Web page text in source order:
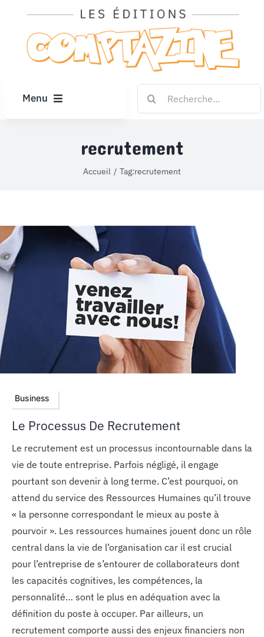
contenu
Menu
LE KIOSQUE
MON COMPTE
STUDORIA
recrutement
Accueil Tag:recrutement
Business
Le Processus De Recrutement
Le recrutement est un processus incontournable dans la
vie de toute entreprise. Parfois négligé, il engage
pourtant son devenir à long terme. C’est pourquoi, on
attend du service des Ressources Humaines qu’il trouve
« la personne correspondant le mieux au poste à
pourvoir ». Les ressources humaines jouent donc un rôle
central dans la vie de l’organisation car il est crucial
pour l’entreprise de s’entourer de collaborateurs dont
les capacités cognitives, les compétences, la
personnalité… sont le plus en adéquation avec la
définition du poste à occuper. Par ailleurs, un
recrutement comporte aussi des enjeux financiers non